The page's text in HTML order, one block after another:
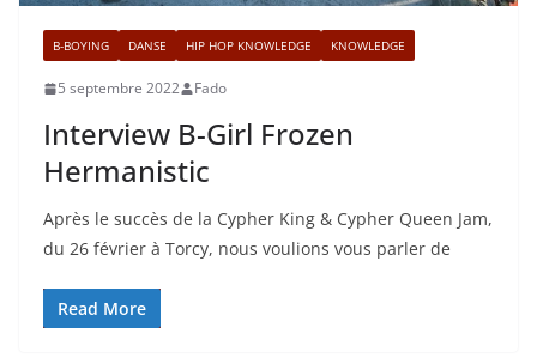
B-BOYING DANSE HIP HOP KNOWLEDGE KNOWLEDGE
5 septembre 2022 Fado
Interview B-Girl Frozen
Hermanistic
Après le succès de la Cypher King & Cypher Queen Jam,
du 26 février à Torcy, nous voulions vous parler de
Read More